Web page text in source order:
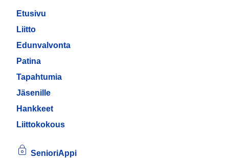
Etusivu
Liitto
Edunvalvonta
Patina
Tapahtumia
Jäsenille
Hankkeet
Liittokokous
SenioriAppi